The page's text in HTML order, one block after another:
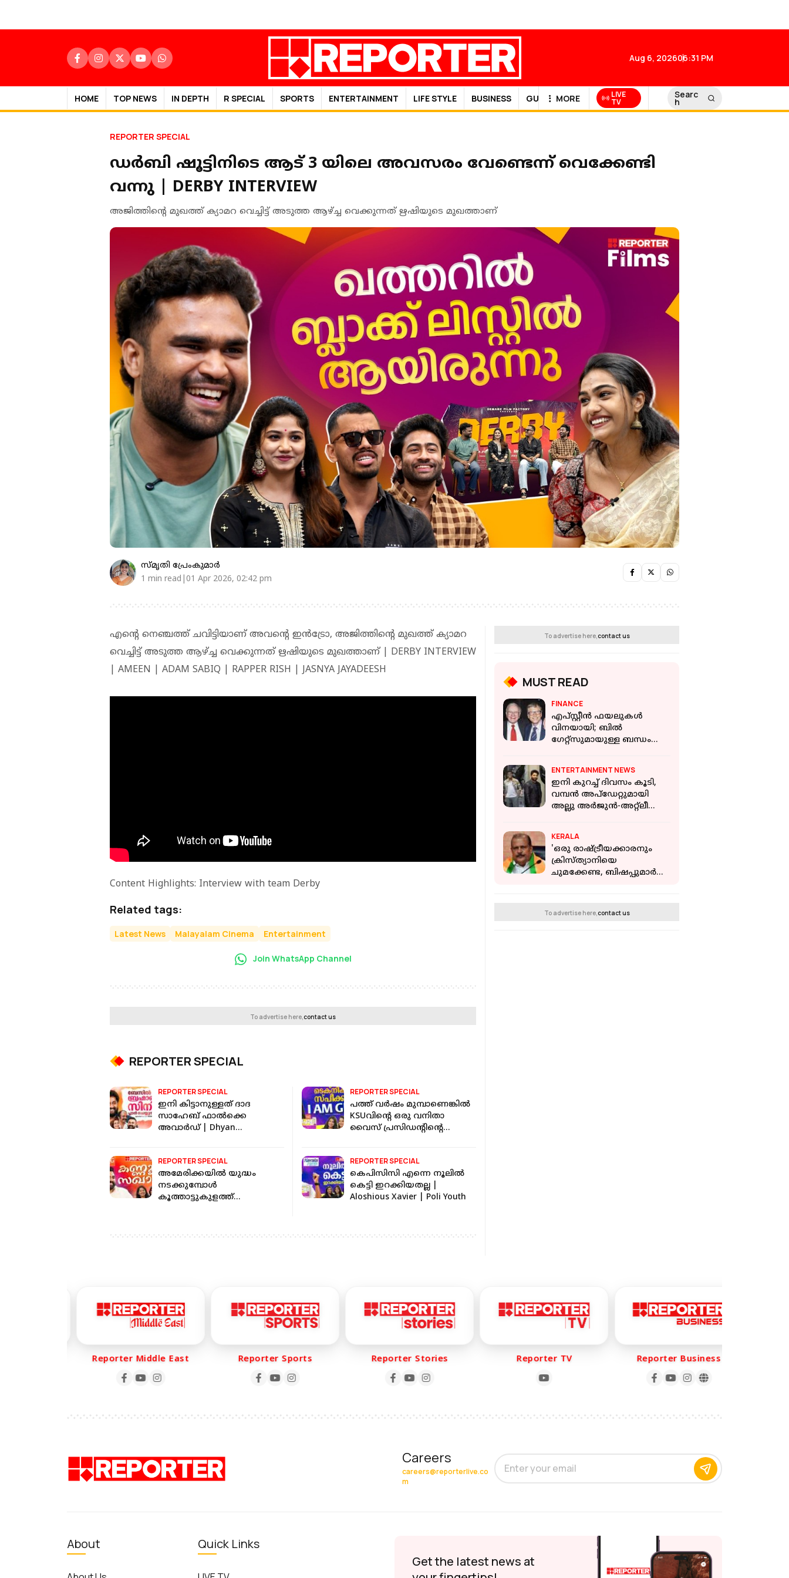
Aug 6, 202606:31 PM
HOME TOP NEWS IN DEPTH R SPECIAL SPORTS ENTERTAINMENT LIFE STYLE BUSINESS GULF NEWS
MORE LIVE
TV
Searc
h
REPORTER SPECIAL
ഡർബി ഷൂട്ടിനിടെ ആട് 3 യിലെ അവസരം വേണ്ടെന്ന് വെക്കേണ്ടി
വന്നു | DERBY INTERVIEW
അജിത്തിന്റെ മുഖത്ത് ക്യാമറ വെച്ചിട്ട് അടുത്ത ആഴ്ച്ച വെക്കുന്നത് ഋഷിയുടെ മുഖത്താണ്
സ്മൃതി പ്രേംകുമാര്‍
1 min read|01 Apr 2026, 02:42 pm
എന്റെ നെഞ്ചത്ത് ചവിട്ടിയാണ് അവന്റെ ഇൻട്രോ, അജിത്തിന്റെ മുഖത്ത് ക്യാമറ
വെച്ചിട്ട് അടുത്ത ആഴ്ച്ച വെക്കുന്നത് ഋഷിയുടെ മുഖത്താണ് | DERBY INTERVIEW
| AMEEN | ADAM SABIQ | RAPPER RISH | JASNYA JAYADEESH
Content Highlights: Interview with team Derby
Related tags:
Latest News Malayalam Cinema Entertainment
Join WhatsApp Channel
To advertise here,contact us
REPORTER SPECIAL
REPORTER SPECIAL
ഇനി കിട്ടാനുള്ളത് ദാദ
സാഹേബ് ഫാൽക്കെ
അവാർഡ് | Dhyan
REPORTER SPECIAL
പത്ത് വര്‍ഷം മുമ്പാണെങ്കില്‍
KSUവിന്റെ ഒരു വനിതാ
വൈസ് പ്രസിഡന്റിന്റെ
REPORTER SPECIAL
അമേരിക്കയിൽ യുദ്ധം
നടക്കുമ്പോൾ
കൂത്താട്ടുകുളത്ത്
Youth
REPORTER SPECIAL
കെപിസിസി എന്നെ നൂലിൽ
കെട്ടി ഇറക്കിയതല്ല |
Aloshious Xavier | Poli Youth
To advertise here, contact us
MUST READ
FINANCE
എപ്സ്റ്റീന്‍ ഫയലുകള്‍
വിനയായി; ബില്‍
ഗേറ്റ്സുമായുള്ള ബന്ധം
ENTERTAINMENT NEWS
ഇനി കുറച്ച് ദിവസം കൂടി,
വമ്പൻ അപ്‌ഡേറ്റുമായി
അല്ലു അർജുൻ-അറ്റ്ലീ
KERALA
'ഒരു രാഷ്ട്രീയക്കാരനും
ക്രിസ്ത്യാനിയെ
ചുമക്കേണ്ട, ബിഷപ്പുമാർ
To advertise here, contact us
Reporter Middle East Reporter Sports Reporter Stories Reporter TV Reporter Business
Careers
careers@reporterlive.co
m
About Quick Links
Get the latest news at